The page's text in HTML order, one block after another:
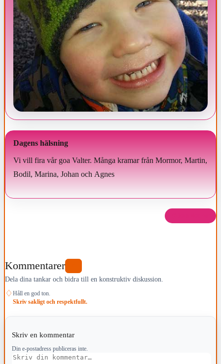
Dagens hälsning
Vi vill fira vår goa Valter. Många kramar från Mormor, Martin,
Bodil, Marina, Johan och Agnes
Kommentarer
Dela dina tankar och bidra till en konstruktiv diskussion.
♢ Håll en god ton.
Skriv sakligt och respektfullt.
Skriv en kommentar
Din e-postadress publiceras inte.
Kommentar